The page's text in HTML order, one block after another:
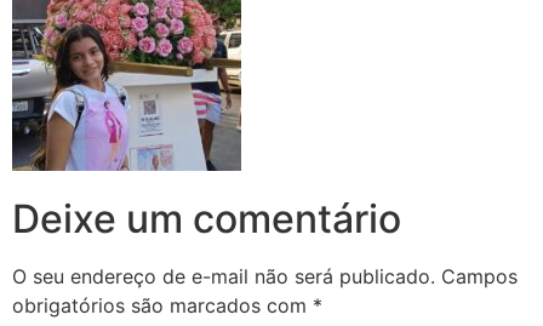
Deixe um comentário
O seu endereço de e-mail não será publicado. Campos
obrigatórios são marcados com *